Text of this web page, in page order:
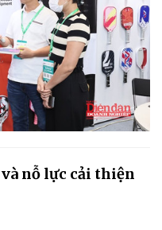
nỗ lực cải thiện